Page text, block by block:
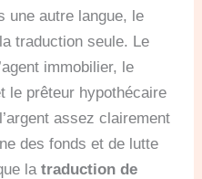
une autre langue, le
traduction seule. Le
immobilier, le
le prêteur hypothécaire
assez clairement
des fonds et de lutte
latraduction de